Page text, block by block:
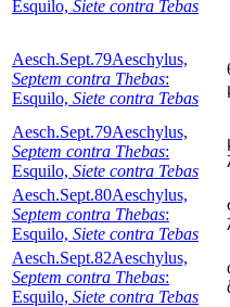
Esquilo, Siete contra Tebas
Aesch.Sept.79Aeschylus,
Septem contra Thebas:
Esquilo, Siete contra Tebas
Aesch.Sept.79Aeschylus,
Septem contra Thebas:
Esquilo, Siete contra Tebas
Aesch.Sept.80Aeschylus,
Septem contra Thebas:
Esquilo, Siete contra Tebas
Aesch.Sept.82Aeschylus,
Septem contra Thebas:
Esquilo, Siete contra Tebas